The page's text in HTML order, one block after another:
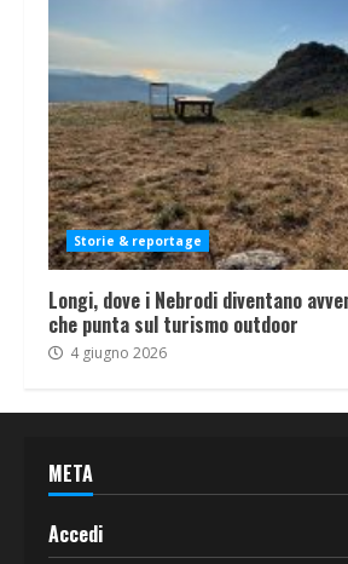
Storie & reportage
Longi, dove i Nebrodi diventano
che punta sul turismo outdoor
4 giugno 2026
META
Accedi